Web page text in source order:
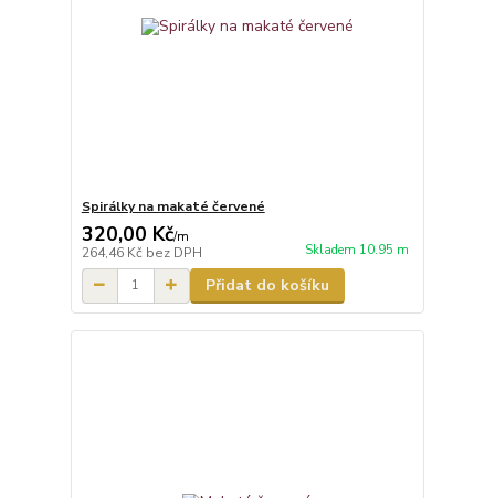
Spirálky na makaté červené
320,00 Kč/m
264,46 Kč bez DPH Skladem 10.95 m
Přidat do košíku